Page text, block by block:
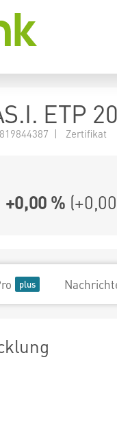
ETP
| Zertifikat
+0,00 % (+0,00